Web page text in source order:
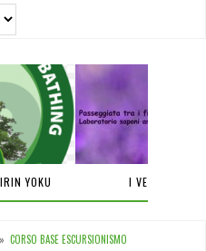
YOKU I VENERDÌ
» CORSO BASE ESCURSIONISMO